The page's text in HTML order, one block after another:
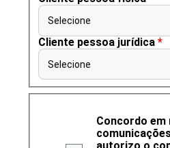
Selecione
Cliente pessoa jurídica *
Selecione
Concordo em